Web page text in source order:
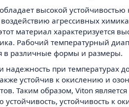
высокой
агрессивных
материал характеризуется
Рабочий температурный
в различные формы и размеры.
надежность при температурах
устойчив к окислению и
Таким образом, Viton
устойчивость, устойчивость к